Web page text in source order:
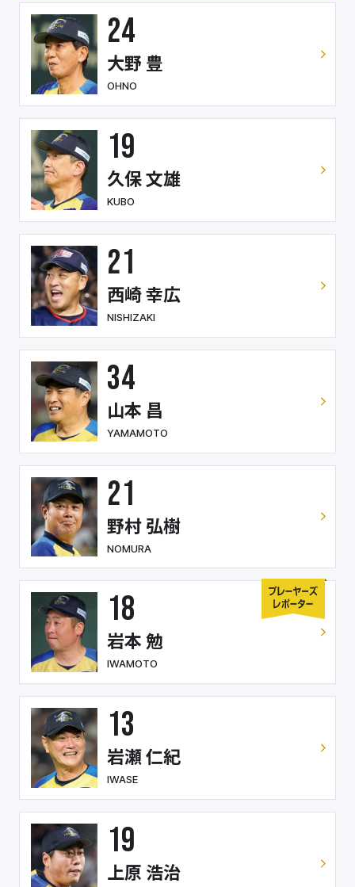
24
大野 豊
OHNO
19
久保 文雄
KUBO
21
西崎 幸広
NISHIZAKI
34
山本 昌
YAMAMOTO
21
野村 弘樹
NOMURA
18
岩本 勉
IWAMOTO
13
岩瀬 仁紀
IWASE
19
上原 浩治